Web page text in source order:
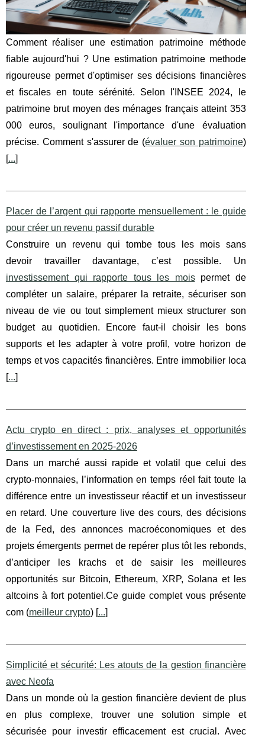
Comment réaliser une estimation patrimoine méthode
fiable aujourd'hui ? Une estimation patrimoine methode
rigoureuse permet d'optimiser ses décisions financières
et fiscales en toute sérénité. Selon l'INSEE 2024, le
patrimoine brut moyen des ménages français atteint 353
000 euros, soulignant l'importance d'une évaluation
précise. Comment s'assurer de (évaluer son patrimoine)
[...]
Placer de l’argent qui rapporte mensuellement : le guide
pour créer un revenu passif durable
Construire un revenu qui tombe tous les mois sans
devoir travailler davantage, c’est possible. Un
investissement qui rapporte tous les moispermet de
compléter un salaire, préparer la retraite, sécuriser son
niveau de vie ou tout simplement mieux structurer son
budget au quotidien. Encore faut‑il choisir les bons
supports et les adapter à votre profil, votre horizon de
temps et vos capacités financières. Entre immobilier loca
[...]
Actu crypto en direct : prix, analyses et opportunités
d’investissement en 2025‑2026
Dans un marché aussi rapide et volatil que celui des
crypto‑monnaies, l’information en temps réel fait toute la
différence entre un investisseur réactif et un investisseur
en retard. Une couverture live des cours, des décisions
de la Fed, des annonces macroéconomiques et des
projets émergents permet de repérer plus tôt les rebonds,
d’anticiper les krachs et de saisir les meilleures
opportunités sur Bitcoin, Ethereum, XRP, Solana et les
altcoins à fort potentiel.Ce guide complet vous présente
com (meilleur crypto) [...]
Simplicité et sécurité: Les atouts de la gestion financière
avec Neofa
Dans un monde où la gestion financière devient de plus
en plus complexe, trouver une solution simple et
sécurisée pour investir efficacement est crucial. Avec